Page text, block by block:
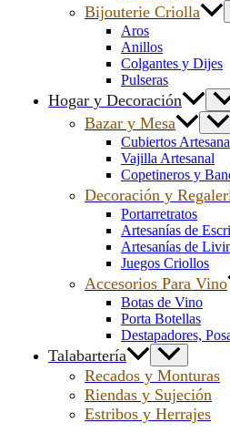
Bijouterie Criolla
Aros
Anillos
Colgantes y Dijes
Pulseras
Hogar y Decoración
Bazar y Mesa
Cubiertos
Vajilla Artesanal
Copetineros y
Decoración y
Portarretratos
Artesanías de
Artesanías de
Juegos Criollos
Accesorios Para Vino
Botas de Vino
Porta Botellas
Destapadores,
Talabartería
Recados y Monturas
Riendas y Sujeción
Estribos y Herrajes